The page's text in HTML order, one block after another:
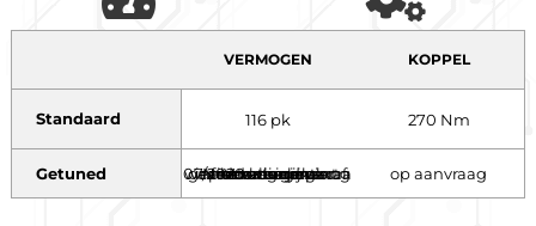
VERMOGEN KOPPEL
Standaard 116 pk 270 Nm
Getuned Voertuigen geproduceerd vanaf 07/2020 kennen extra beveilingen waardoor tuning nog niet mogelijk is. Neem voor meer informatie contact met ons op. pk op aanvraag